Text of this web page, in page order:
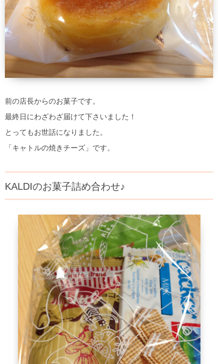
前の店長からのお菓子です。
最終日にわざわざ届けて下さいました！
とってもお世話になりました。
「キャトルの焼きチーズ」です。
KALDIのお菓子詰め合わせ♪